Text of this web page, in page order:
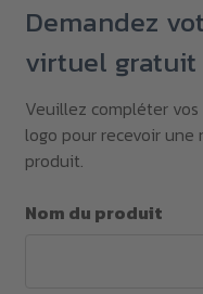
Demandez
virtuel gratuit
Veuillez compléter
logo pour recevoir
produit.
Nom du produit